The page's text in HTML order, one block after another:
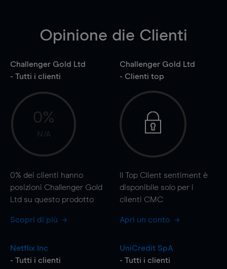
Opinione die Clienti
Challenger Gold Ltd
- Tutti i clienti
0%
N/A
0% dei clienti hanno
posizioni Challenger Gold
Ltd su questo prodotto
Scopri di più
Challenger Gold Ltd
- Clienti top
Il Top Client sentiment è
disponibile solo per i
clienti CMC
Apri un conto
Netflix Inc
- Tutti i clienti
UniCredit SpA
- Tutti i clienti